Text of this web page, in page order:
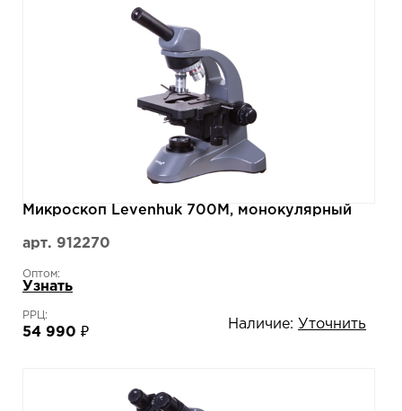
Микроскоп Levenhuk 700M, монокулярный
арт. 912270
Оптом:
Узнать
РРЦ:
54 990 ₽
Наличие: Уточнить